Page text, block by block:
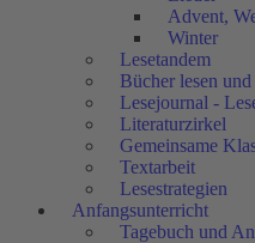
Advent,
Winter
Lesetandem
Bücher lesen
Lesejournal -
Literaturzirkel
Gemeinsame
Textarbeit
Lesestrategien
Anfangsunterricht
Tagebuch und